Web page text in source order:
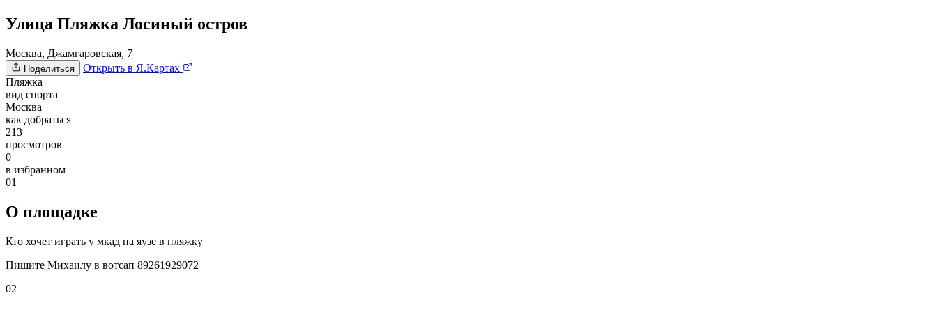
Улица Пляжка Лосиный остров
Москва, Джамгаровская, 7
Поделиться
Открыть в Я.Картах
Пляжка
вид спорта
Москва
как добраться
213
просмотров
0
в избранном
01
О площадке
Кто хочет играть у мкад на яузе в пляжку
Пишите Михаилу в вотсап 89261929072
02